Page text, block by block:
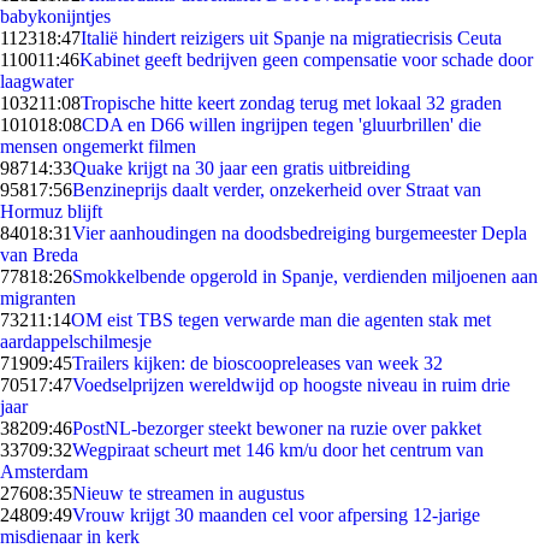
babykonijntjes
112318:47Italië hindert reizigers uit Spanje na migratiecrisis Ceuta
110011:46Kabinet geeft bedrijven geen compensatie voor schade door
laagwater
103211:08Tropische hitte keert zondag terug met lokaal 32 graden
101018:08CDA en D66 willen ingrijpen tegen 'gluurbrillen' die
mensen ongemerkt filmen
98714:33Quake krijgt na 30 jaar een gratis uitbreiding
95817:56Benzineprijs daalt verder, onzekerheid over Straat van
Hormuz blijft
84018:31Vier aanhoudingen na doodsbedreiging burgemeester Depla
van Breda
77818:26Smokkelbende opgerold in Spanje, verdienden miljoenen aan
migranten
73211:14OM eist TBS tegen verwarde man die agenten stak met
aardappelschilmesje
71909:45Trailers kijken: de bioscoopreleases van week 32
70517:47Voedselprijzen wereldwijd op hoogste niveau in ruim drie
jaar
38209:46PostNL-bezorger steekt bewoner na ruzie over pakket
33709:32Wegpiraat scheurt met 146 km/u door het centrum van
Amsterdam
27608:35Nieuw te streamen in augustus
24809:49Vrouw krijgt 30 maanden cel voor afpersing 12-jarige
misdienaar in kerk